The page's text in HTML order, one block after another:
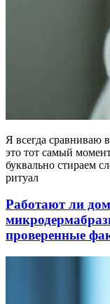
Я всегда сравниваю
это тот самый
буквально стираем
ритуал
Работают ли
проверенные